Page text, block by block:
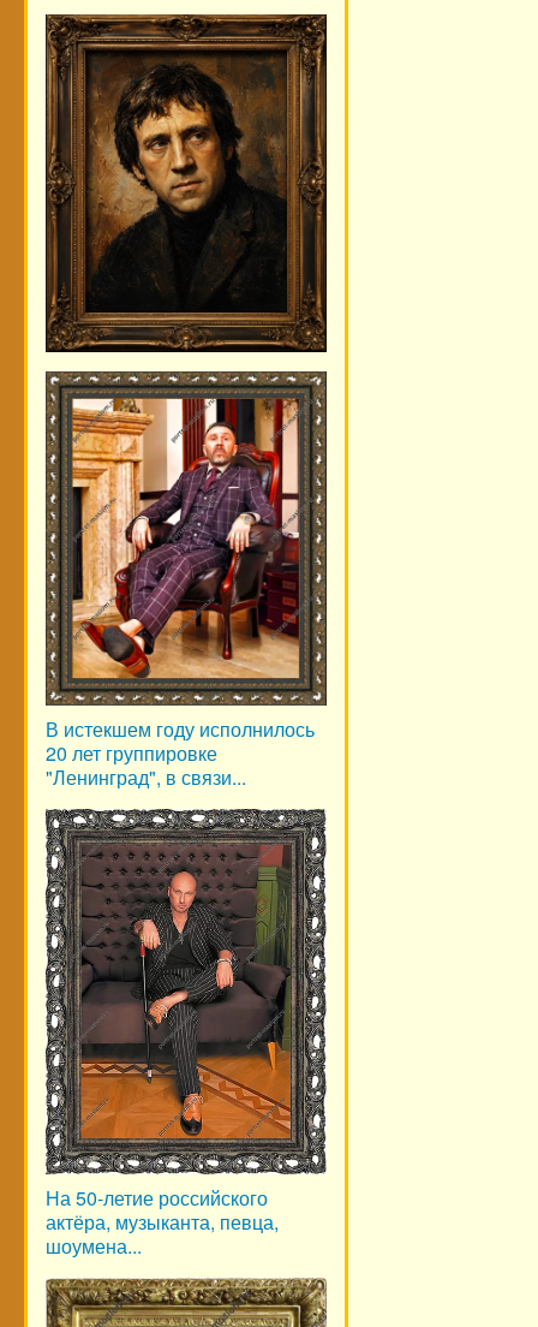
В истекшем году исполнилось
20 лет группировке
"Ленинград", в связи...
На 50-летие российского
актёра, музыканта, певца,
шоумена...